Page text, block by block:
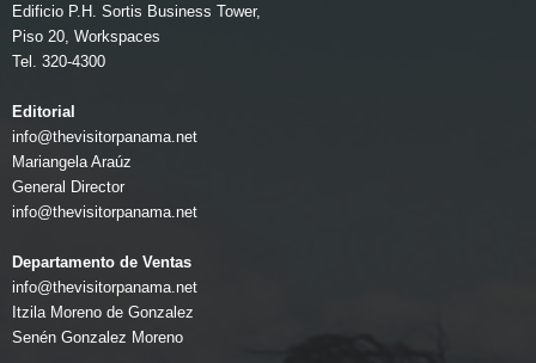
Edificio P.H. Sortis Business Tower,
Piso 20, Workspaces
Tel. 320-4300
Editorial
info@thevisitorpanama.net
Mariangela Araúz
General Director
info@thevisitorpanama.net
Departamento de Ventas
info@thevisitorpanama.net
Itzila Moreno de Gonzalez
Senén Gonzalez Moreno